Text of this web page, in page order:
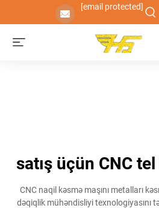
[email protected]
satış üçün CNC
CNC naqil kəsmə maşını metalları
dəqiqlik mühəndisliyi texnologiyasını